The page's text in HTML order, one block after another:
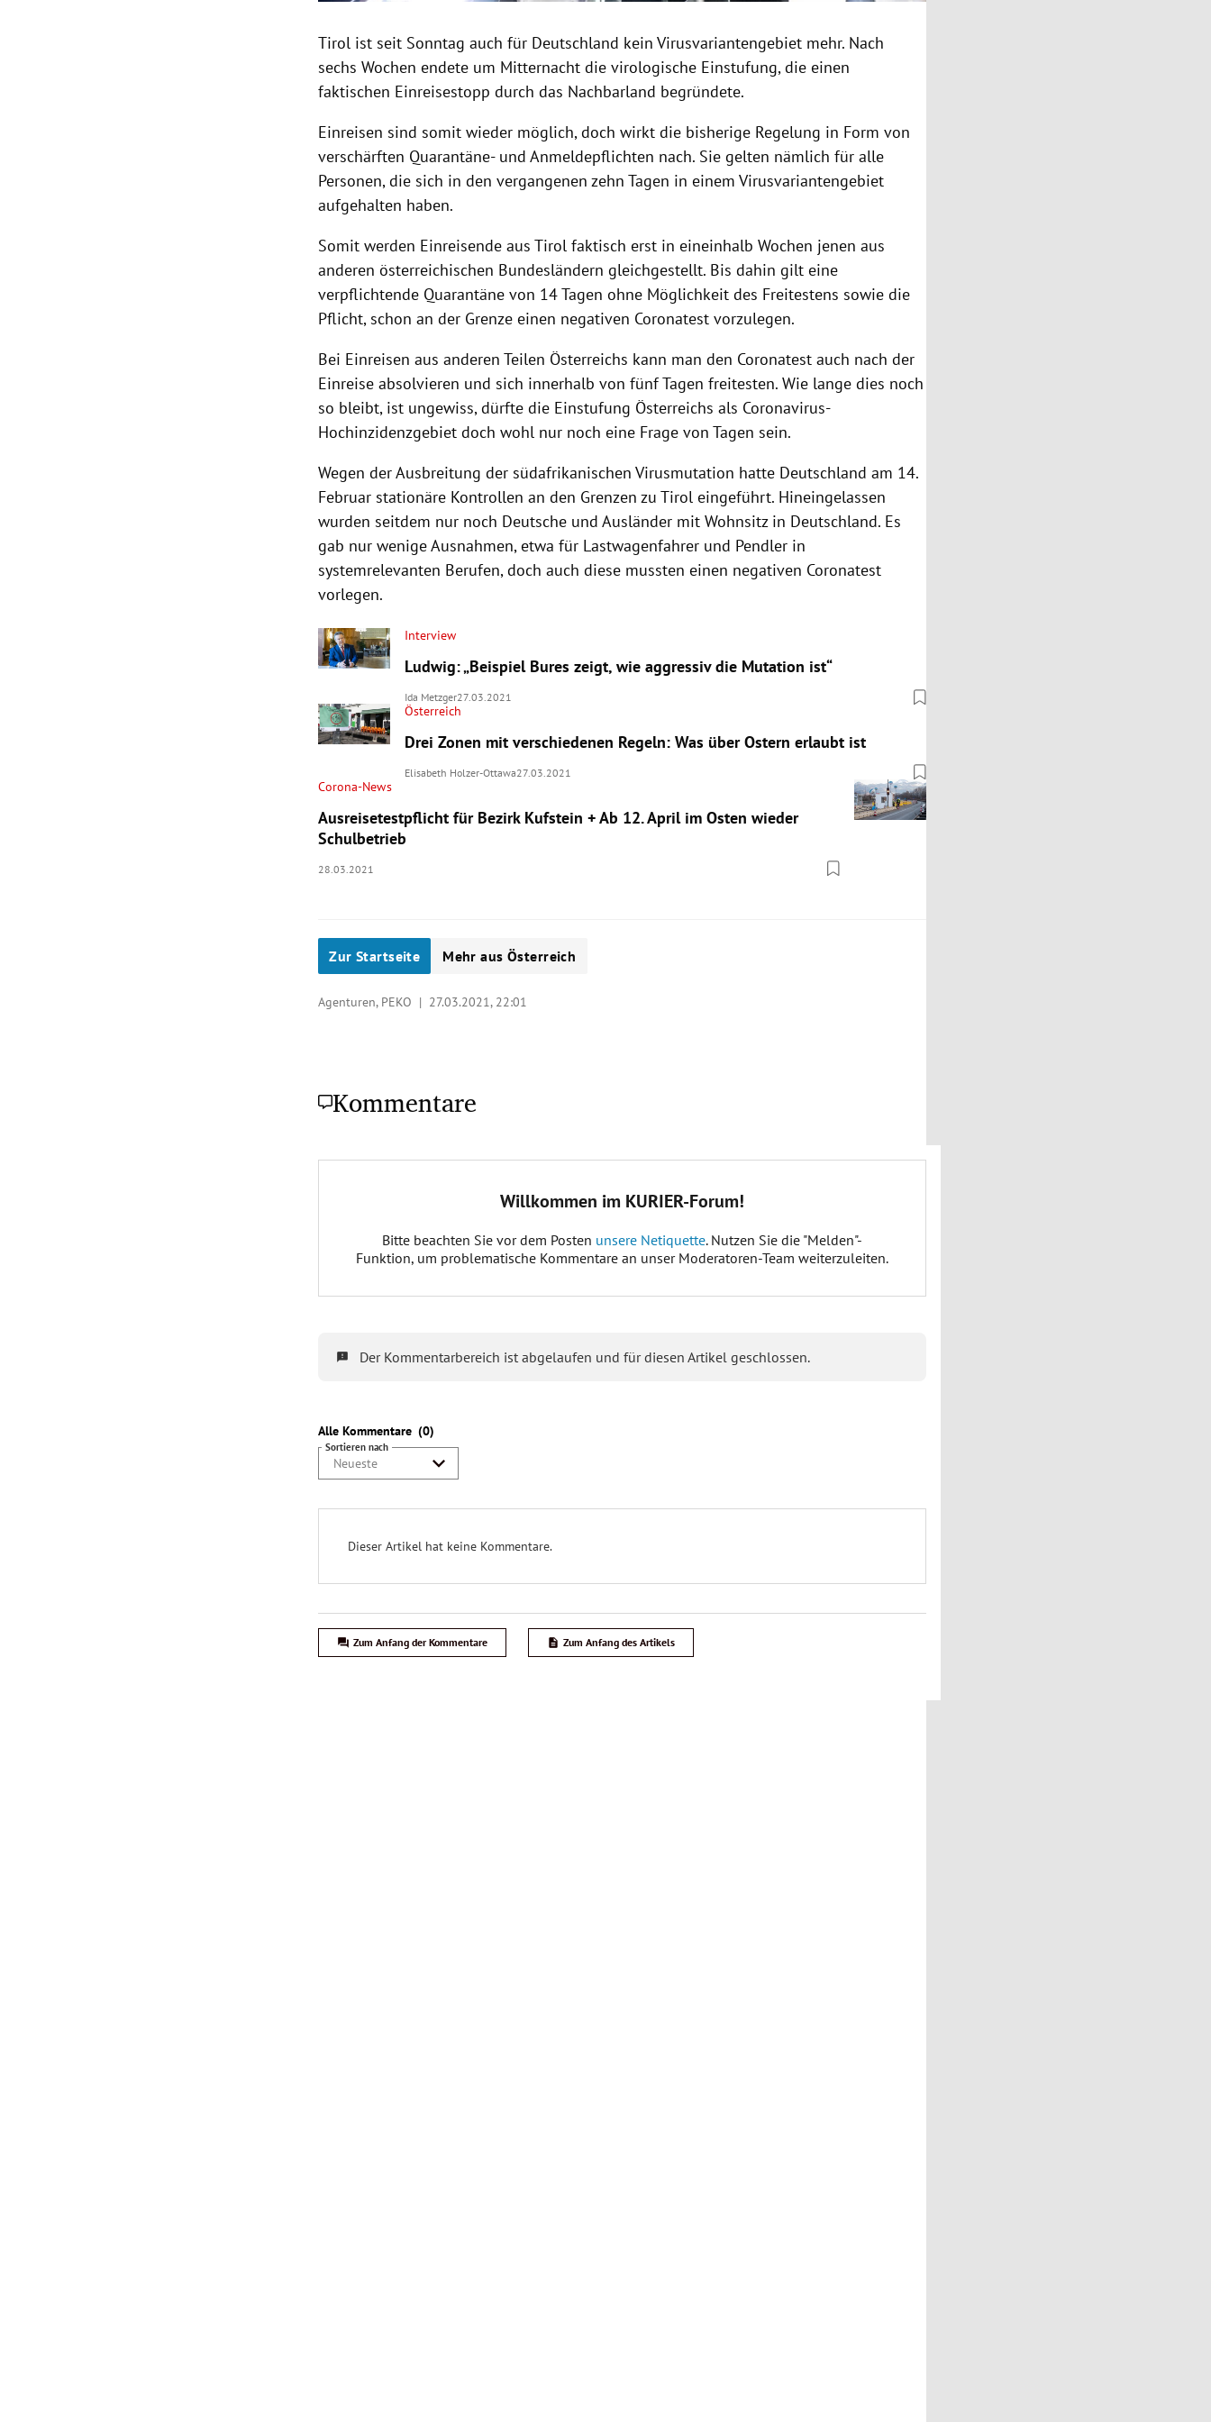
Tirol ist seit Sonntag auch für Deutschland kein Virusvariantengebiet mehr. Nach
sechs Wochen endete um Mitternacht die virologische Einstufung, die einen
faktischen Einreisestopp durch das Nachbarland begründete.
Einreisen sind somit wieder möglich, doch wirkt die bisherige Regelung in Form von
verschärften Quarantäne- und Anmeldepflichten nach. Sie gelten nämlich für alle
Personen, die sich in den vergangenen zehn Tagen in einem Virusvariantengebiet
aufgehalten haben.
Somit werden Einreisende aus Tirol faktisch erst in eineinhalb Wochen jenen aus
anderen österreichischen Bundesländern gleichgestellt. Bis dahin gilt eine
verpflichtende Quarantäne von 14 Tagen ohne Möglichkeit des Freitestens sowie die
Pflicht, schon an der Grenze einen negativen Coronatest vorzulegen.
Bei Einreisen aus anderen Teilen Österreichs kann man den Coronatest auch nach der
Einreise absolvieren und sich innerhalb von fünf Tagen freitesten. Wie lange dies noch
so bleibt, ist ungewiss, dürfte die Einstufung Österreichs als Coronavirus-
Hochinzidenzgebiet doch wohl nur noch eine Frage von Tagen sein.
Wegen der Ausbreitung der südafrikanischen Virusmutation hatte Deutschland am 14.
Februar stationäre Kontrollen an den Grenzen zu Tirol eingeführt. Hineingelassen
wurden seitdem nur noch Deutsche und Ausländer mit Wohnsitz in Deutschland. Es
gab nur wenige Ausnahmen, etwa für Lastwagenfahrer und Pendler in
systemrelevanten Berufen, doch auch diese mussten einen negativen Coronatest
vorlegen.
Interview
Ludwig: „Beispiel Bures zeigt, wie aggressiv die Mutation ist“
Ida Metzger27.03.2021
Österreich
Drei Zonen mit verschiedenen Regeln: Was über Ostern erlaubt ist
Elisabeth Holzer-Ottawa27.03.2021
Corona-News
Ausreisetestpflicht für Bezirk Kufstein + Ab 12. April im Osten wieder
Schulbetrieb
28.03.2021
Zur Startseite Mehr aus Österreich
Agenturen, PEKO | 27.03.2021, 22:01
Kommentare